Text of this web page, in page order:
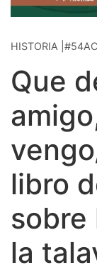
HISTORIA
Que
libro
sobre
la